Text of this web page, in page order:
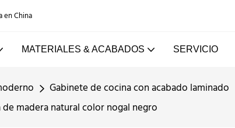
en China
MATERIALES & ACABADOS SERVICIO
Gabinete de cocina con acabado laminado
madera natural color nogal negro